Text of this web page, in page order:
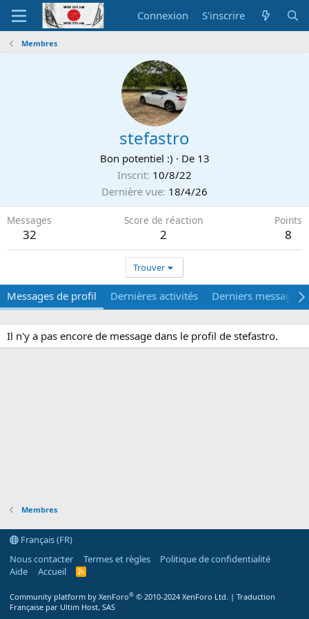
Connexion S'inscrire
Membres
stefastro
Bon potentiel :) · De 13
Inscrit 10/8/22
Dernière vue 18/4/26
Messages
32
Score de réaction
2
Points
8
Trouver
Messages de profil Dernières activités Derniers messages
Il n'y a pas encore de message dans le profil de stefastro.
Membres
Français (FR)
Nous contacter
Termes et règles
Politique de confidentialité
Aide
Accueil
R
Community platform by XenForo® © 2010-2024 XenForo Ltd. | Traduction
Française par Ultim Host, SAS